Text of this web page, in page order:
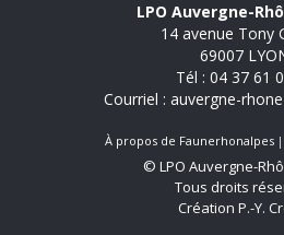
LPO Auvergne-
14 avenue Tony
69007
Tél : 04 37 61
Courriel : auvergne-
À propos de Faunerhonalpes
© LPO Auvergne-
Tous droits
Création P.-Y.